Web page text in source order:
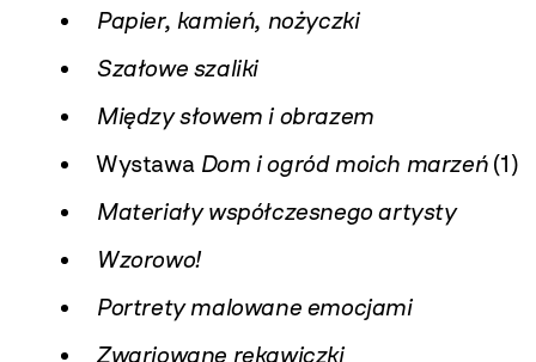
Papier, kamień, nożyczki
Szałowe szaliki
Między słowem i obrazem
Wystawa Dom i ogród moich marzeń(1)
Materiały współczesnego artysty
Wzorowo!
Portrety malowane emocjami
Zwariowane rękawiczki